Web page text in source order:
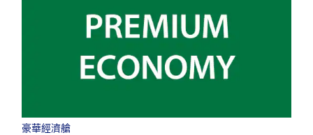
・「＊」為目前無法確認金額的城市、日期。請至空位狀況查詢結果頁面
・顯示金額內含票價、燃油附加費 、航空保險費
以及其他各項稅金、費用
等。開票時將重新計算，因此金額可能會調整。
・若同一城市內有多座機場，系統可能會顯示該城市內各機場間較優惠的
查詢
豪華經濟艙